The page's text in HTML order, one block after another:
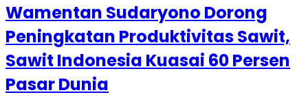
Wamentan Sudaryono Dorong
Peningkatan Produktivitas Sawit,
Sawit Indonesia Kuasai 60 Persen
Pasar Dunia